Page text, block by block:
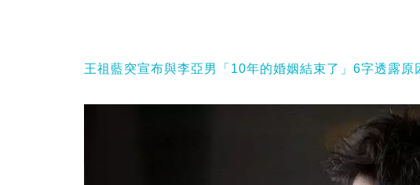
王祖藍突宣布與李亞男「10年的婚姻結束了」6字透露原